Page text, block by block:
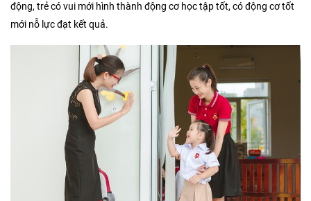
động, trẻ có vui mới hình thành động cơ học tập tốt, có động cơ tốt
mới nỗ lực đạt kết quả.